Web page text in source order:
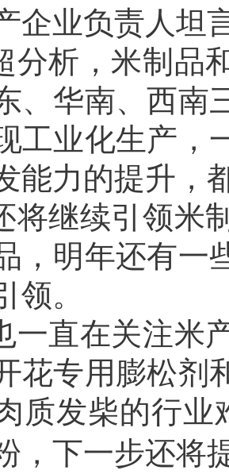
企业负责人坦
分析，米制品
、华南、西南
工业化生产，
能力的提升，
将继续引领米
，明年还有一
领。
一直在关注米
花专用膨松剂
质发柴的行业
，下一步还将